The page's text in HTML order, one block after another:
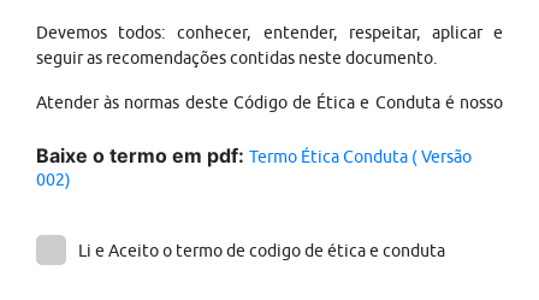
Devemos todos: conhecer, entender, respeitar, aplicar e
seguir as recomendações contidas neste documento.
Atender às normas deste Código de Ética e Conduta é nosso
credibilidade do CEJAM e para nossa satisfação pessoal como
membros desta grande equipe.
VISÃO
Baixe o termo em pdf: Termo Ética Conduta ( Versão
002)
Li e Aceito o termo de codigo de ética e conduta